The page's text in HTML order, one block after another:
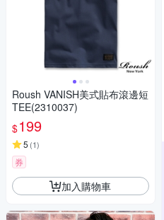
Roush VANISH美式貼布滾邊短
TEE(2310037)
$199
5 (1)
券
加入購物車